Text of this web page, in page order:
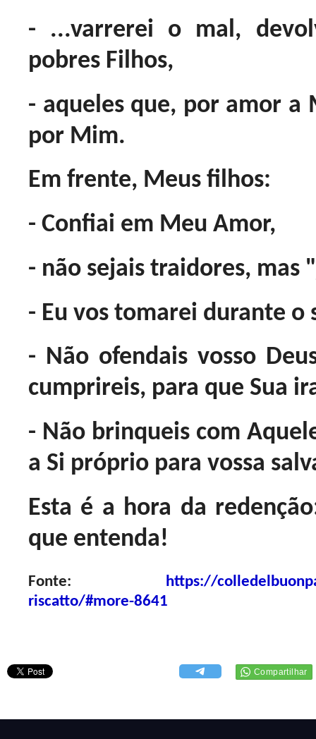
- ...varrerei o mal,
pobres Filhos,
- aqueles que, por amor
por Mim.
Em frente, Meus filhos:
- Confiai em Meu Amor,
- não sejais traidores,
- Eu vos tomarei durante o
- Não ofendais vosso
cumprireis, para que Sua
- Não brinqueis com
a Si próprio para vossa
Esta é a hora da
que entenda!
Fonte: https://
riscatto/#more-8641